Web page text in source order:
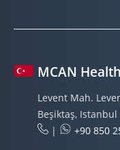
MCAN
Levent Mah.
Beşiktaş,
|
+90 850